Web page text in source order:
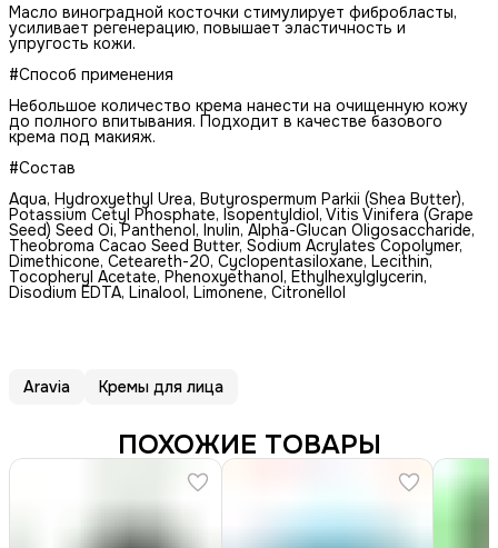
Масло виноградной косточки стимулирует фибробласты,
усиливает регенерацию, повышает эластичность и
упругость кожи.
#Способ применения
Небольшое количество крема нанести на очищенную кожу
до полного впитывания. Подходит в качестве базового
крема под макияж.
#Состав
Aqua, Hydroxyethyl Urea, Butyrospermum Parkii (Shea Butter),
Potassium Cetyl Phosphate, Isopentyldiol, Vitis Vinifera (Grape
Seed) Seed Oi, Panthenol, Inulin, Alpha-Glucan Oligosaccharide,
Theobroma Cacao Seed Butter, Sodium Acrylates Copolymer,
Dimethicone, Ceteareth-20, Cyclopentasiloxane, Lecithin,
Tocopheryl Acetate, Phenoxyethanol, Ethylhexylglycerin,
Disodium EDTA, Linalool, Limonene, Citronellol
Aravia Кремы для лица
ПОХОЖИЕ ТОВАРЫ